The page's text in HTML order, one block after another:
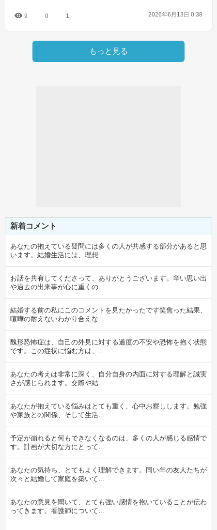
9 0 1 2026年6月13日 0:38
もっと見る
新着コメント
あなたの抱えている疑問には多くの人が共感する部分があると思
います。結婚生活には、理想…
お話を共有してくださって、ありがとうございます。辛い思い出
や過去の出来事が心に重くの…
結婚する前の私にこのコメントを見たかったです笑焦った結果、
喧嘩の耐えないわかり合えな…
醜形恐怖症は、自己の外見に対する過度の不安や恐怖を抱く状態
です。この症状に悩む方は、…
あなたの考えは非常に深く、自分自身の内面に対する理解と誠実
さが感じられます。交際や結…
あなたが抱えている悩みはとても重く、心中お察しします。勉強
や家族との関係、そして生活…
予定が崩れると何もできなくなるのは、多くの人が感じる感情で
す。計画が大切な方にとって…
あなたの気持ち、とてもよく理解できます。同い年の友人たちが
次々と結婚して家庭を築いて…
あなたの意見を聞いて、とても強い感情を抱いていることが伝わ
ってきます。看護師について…